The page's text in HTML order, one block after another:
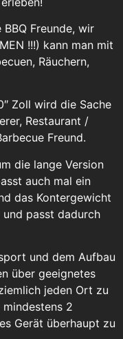
Freunde, wir
!!!) kann man mit
Räuchern,
Zoll wird die Sache
Restaurant /
Freund.
die lange Version
auch mal ein
das Kontergewicht
passt dadurch
und dem Aufbau
über geeignetes
jeden Ort zu
2
Gerät überhaupt zu